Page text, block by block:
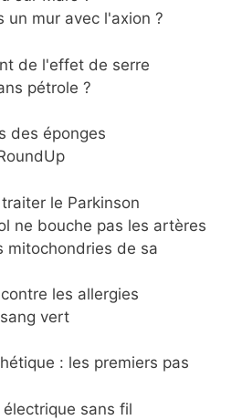
un mur avec l'axion ?
de l'effet de serre
pétrole ?
des éponges
le Parkinson
ne bouche pas les artères
mitochondries de sa
les allergies
vert
: les premiers pas
sans fil